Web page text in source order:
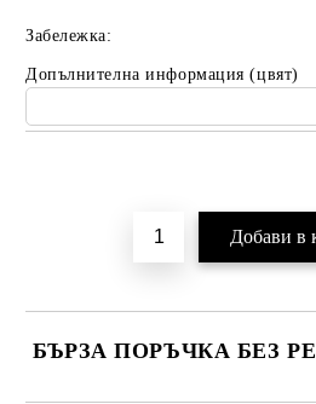
Забележка:
Допълнителна информация (цвят)
БЪРЗА ПОРЪЧКА БЕЗ